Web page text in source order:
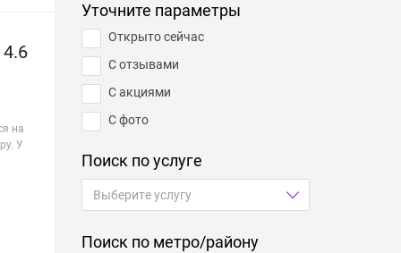
4.6
на
У
Уточните параметры
Открыто сейчас
С отзывами
С акциями
С фото
Поиск по услуге
Поиск по метро/району